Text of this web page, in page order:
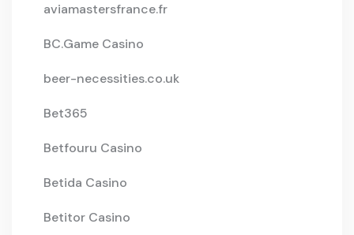
aviamastersfrance.fr
BC.Game Casino
beer-necessities.co.uk
Bet365
Betfouru Casino
Betida Casino
Betitor Casino